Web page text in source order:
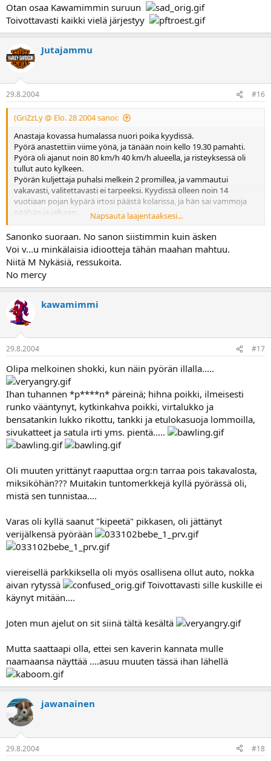
Otan osaa Kawamimmin suruun
Toivottavasti kaikki vielä järjestyy
Jutajammu
29.8.2004 #16
(GriZzLy @ Elo. 28 2004 sanoi:
Anastaja kovassa humalassa nuori poika kyydissä.
Pyörä anastettiin viime yönä, ja tänään noin kello 19.30 pamahti.
Pyörä oli ajanut noin 80 km/h 40 km/h alueella, ja risteyksessä oli
tullut auto kylkeen.
Pyörän kuljettaja puhalsi melkein 2 promillea, ja vammautui
vakavasti, valitettavasti ei tarpeeksi. Kyydissä olleen noin 14
vuotiaan pojan kypärä irtosi päästä kolarissa, ja hän sai vammoja
päähän ja jalkaan.
Otan osaa Kawamimmin suruun
Toivottavasti kaikki vielä järjestyy
Napsauta laajentaaksesi...
Sanonko suoraan. No sanon siistimmin kuin äsken
Voi v...u minkälaisia idiootteja tähän maahan mahtuu.
Niitä M Nykäsiä, ressukoita.
No mercy
kawamimmi
29.8.2004 #17
Olipa melkoinen shokki, kun näin pyörän illalla.....
Ihan tuhannen *p****n* päreinä; hihna poikki, ilmeisesti
runko vääntynyt, kytkinkahva poikki, virtalukko ja
bensatankin lukko rikottu, tankki ja etulokasuoja lommoilla,
sivukatteet ja satula irti yms. pientä.....
Oli muuten yrittänyt raaputtaa org:n tarraa pois takavalosta,
miksiköhän??? Muitakin tuntomerkkejä kyllä pyörässä oli,
mistä sen tunnistaa....
Varas oli kyllä saanut "kipeetä" pikkasen, oli jättänyt
verijälkensä pyörään
viereisellä parkkiksella oli myös osallisena ollut auto, nokka
aivan rytyssä
Toivottavasti sille kuskille ei
käynyt mitään....
Joten mun ajelut on sit siinä tältä kesältä
Mutta saattaapi olla, ettei sen kaverin kannata mulle
naamaansa näyttää ....asuu muuten tässä ihan lähellä
jawanainen
29.8.2004 #18